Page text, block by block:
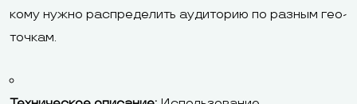
кому нужно распределить аудиторию по разным гео-
точкам.